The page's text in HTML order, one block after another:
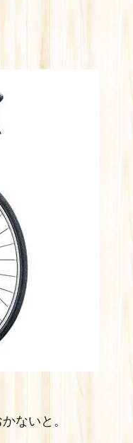
ないと。